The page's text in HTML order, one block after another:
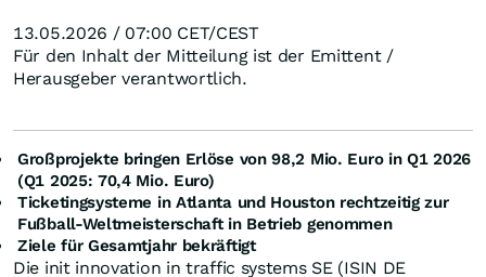
13.05.2026 / 07:00 CET/CEST
Für den Inhalt der Mitteilung ist der Emittent /
Herausgeber verantwortlich.
Großprojekte bringen Erlöse von 98,2 Mio. Euro in Q1 2026
(Q1 2025: 70,4 Mio. Euro)
Ticketingsysteme in Atlanta und Houston rechtzeitig zur
Fußball-Weltmeisterschaft in Betrieb genommen
Ziele für Gesamtjahr bekräftigt
Die init innovation in traffic systems SE (ISIN DE